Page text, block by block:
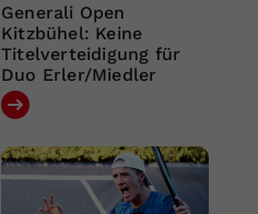
Generali Open
Kitzbühel: Keine
Titelverteidigung für
Duo Erler/Miedler